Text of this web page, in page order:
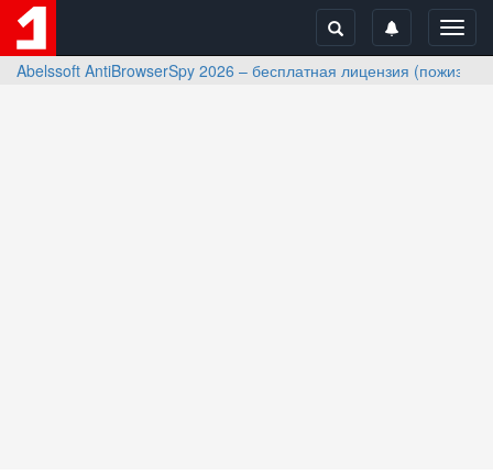
Abelssoft AntiBrowserSpy 2026 – бесплатная лицензия